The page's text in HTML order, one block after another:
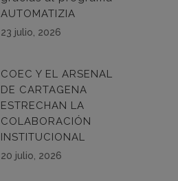
AUTOMATIZIA
23 julio, 2026
COEC Y EL ARSENAL
DE CARTAGENA
ESTRECHAN LA
COLABORACIÓN
INSTITUCIONAL
20 julio, 2026